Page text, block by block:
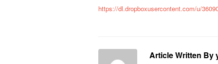
https://dl.dropboxusercontent.com/u/
Article Written By